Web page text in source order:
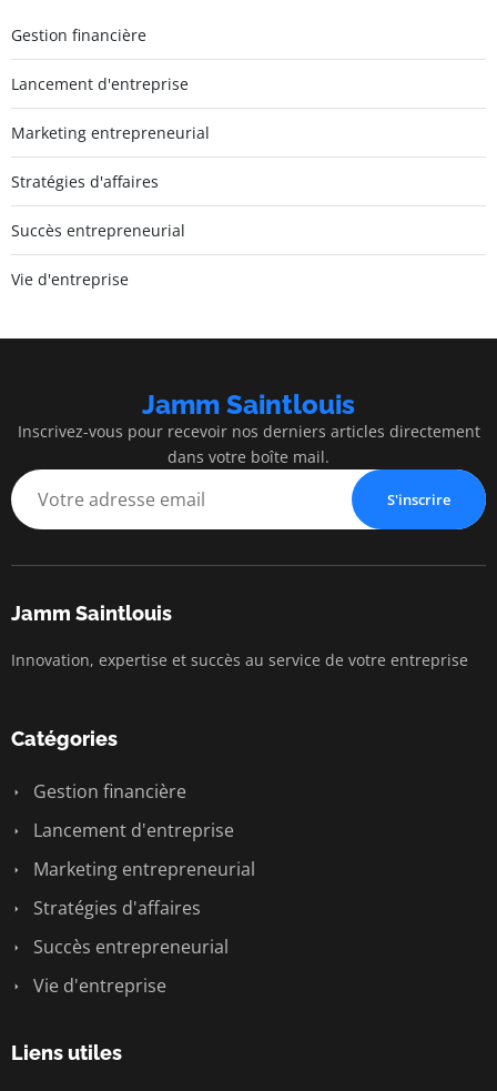
Gestion financière
Lancement d'entreprise
Marketing entrepreneurial
Stratégies d'affaires
Succès entrepreneurial
Vie d'entreprise
Jamm Saintlouis
Inscrivez-vous pour recevoir nos derniers articles directement
dans votre boîte mail.
S'inscrire
Jamm Saintlouis
Innovation, expertise et succès au service de votre entreprise
Catégories
Gestion financière
Lancement d'entreprise
Marketing entrepreneurial
Stratégies d'affaires
Succès entrepreneurial
Vie d'entreprise
Liens utiles